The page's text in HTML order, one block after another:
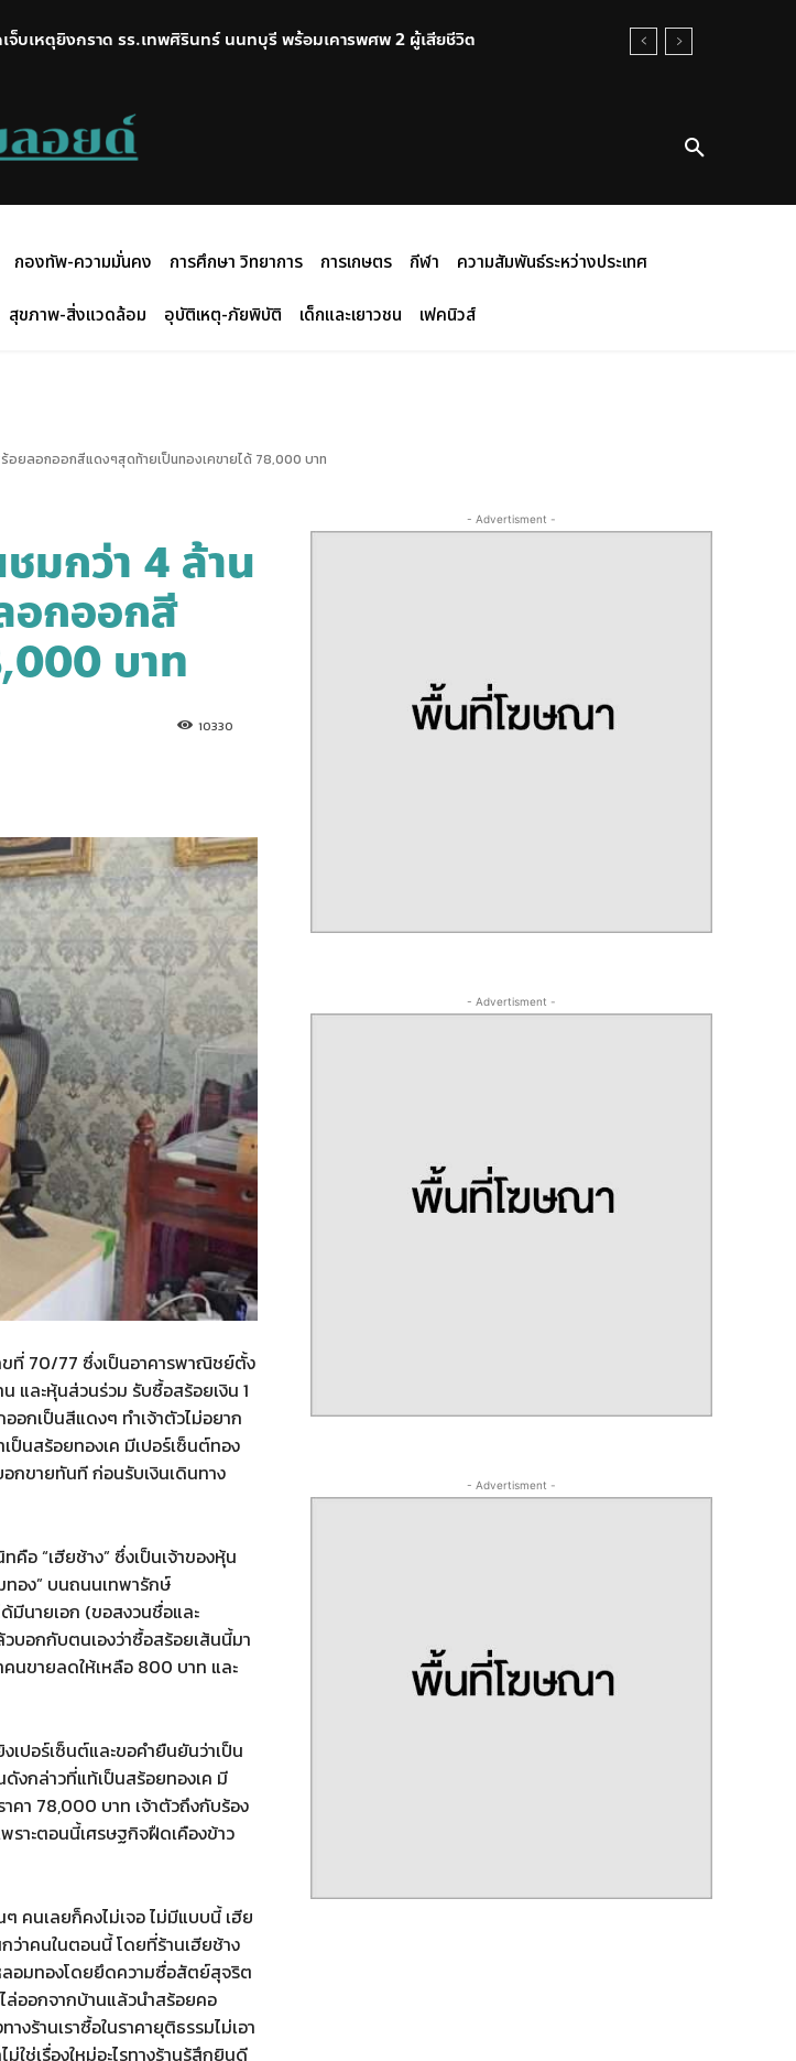
จ็บเหตุยิงกราด รร.เทพศิรินทร์ นนทบุรี พร้อมเคารพศพ 2 ผู้เสียชีวิต
กองทัพ-ความมั่นคง การศึกษา วิทยาการ การเกษตร กีฬา
ความสัมพันธ์ระหว่างประเทศ
สุขภาพ-สิ่งแวดล้อม อุบัติเหตุ-ภัยพิบัติ เด็กและเยาวชน เฟคนิวส์
ยลอกออกสีแดงๆสุดท้ายเป็นทองเคขายได้ 78,000 บาท
มกว่า 4 ล้าน
อกออกสี
บาท
10330
ขที่ 70/77 ซึ่งเป็นอาคารพาณิชย์ตั้ง
และหุ้นส่วนร่วม รับซื้อสร้อยเงิน 1
อกเป็นสีแดงๆ ทำเจ้าตัวไม่อยาก
ป็นสร้อยทองเค มีเปอร์เซ็นต์ทอง
กขายทันที ก่อนรับเงินเดินทาง
อ “เฮียช้าง” ซึ่งเป็นเจ้าของหุ้น
ทอง” บนถนนเทพารักษ์
มีนายเอก (ขอสงวนชื่อและ
บอกกับตนเองว่าซื้อสร้อยเส้นนี้มา
คนขายลดให้เหลือ 800 บาท และ
ปอร์เซ็นต์และขอคำยืนยันว่าเป็น
ดังกล่าวที่แท้เป็นสร้อยทองเค มี
าคา 78,000 บาท เจ้าตัวถึงกับร้อง
พราะตอนนี้เศรษฐกิจฝืดเคืองข้าว
คนเลยก็คงไม่เจอ ไม่มีแบบนี้ เฮีย
าคนในตอนนี้ โดยที่ร้านเฮียช้าง
ลอมทองโดยยึดความซื่อสัตย์สุจริต
ออกจากบ้านแล้วนำสร้อยคอ
ร้านเราซื้อในราคายุติธรรมไม่เอา
ใช่เรื่องใหม่อะไรทางร้านรู้สึกยินดี
- Advertisment -
- Advertisment -
- Advertisment -